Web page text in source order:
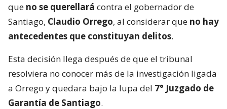
que no se querellará contra el gobernador de
Santiago, Claudio Orrego, al considerar que no hay
antecedentes que constituyan delitos.
Esta decisión llega después de que el tribunal
resolviera no conocer más de la investigación ligada
a Orrego y quedara bajo la lupa del 7° Juzgado de
Garantía de Santiago.